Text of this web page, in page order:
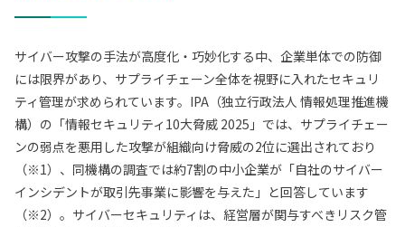
サイバー攻撃の手法が高度化・巧妙化する中、企業単体での防御
には限界があり、サプライチェーン全体を視野に入れたセキュリ
ティ管理が求められています。IPA（独立行政法人 情報処理推進機
構）の「情報セキュリティ10大脅威 2025」では、サプライチェー
ンの弱点を悪用した攻撃が組織向け脅威の2位に選出されており
（※1）、同機構の調査では約7割の中小企業が「自社のサイバー
インシデントが取引先事業に影響を与えた」と回答しています
（※2）。サイバーセキュリティは、経営層が関与すべきリスク管